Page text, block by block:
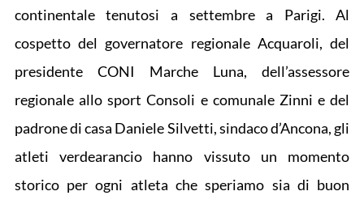
continentale tenutosi a settembre a Parigi. Al
cospetto del governatore regionale Acquaroli, del
presidente CONI Marche Luna, dell’assessore
regionale allo sport Consoli e comunale Zinni e del
padrone di casa Daniele Silvetti, sindaco d’Ancona, gli
atleti verdearancio hanno vissuto un momento
storico per ogni atleta che speriamo sia di buon